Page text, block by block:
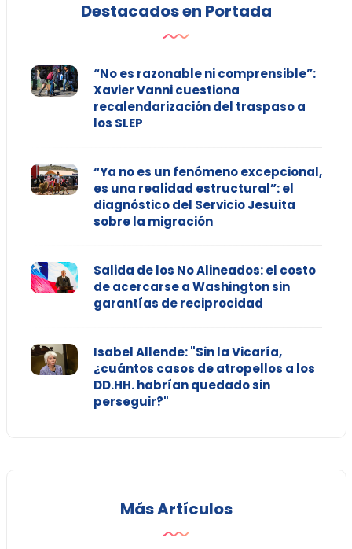
Destacados en Portada
“No es razonable ni comprensible”:
Xavier Vanni cuestiona
recalendarización del traspaso a
los SLEP
“Ya no es un fenómeno excepcional,
es una realidad estructural”: el
diagnóstico del Servicio Jesuita
sobre la migración
Salida de los No Alineados: el costo
de acercarse a Washington sin
garantías de reciprocidad
Isabel Allende: "Sin la Vicaría,
¿cuántos casos de atropellos a los
DD.HH. habrían quedado sin
perseguir?"
Más Artículos